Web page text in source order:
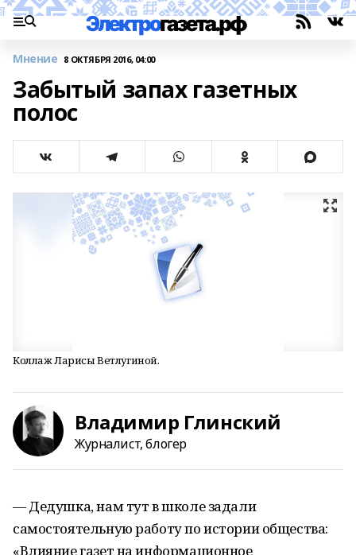
Мнение 8 ОКТЯБРЯ 2016, 04:00
Забытый запах газетных
полос
Коллаж Ларисы Ветлугиной.
Владимир Глинский
Журналист, блогер
— Дедушка, нам тут в школе задали
самостоятельную работу по истории общества:
«Влияние газет на информационное